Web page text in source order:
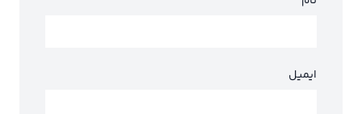
ایمیل